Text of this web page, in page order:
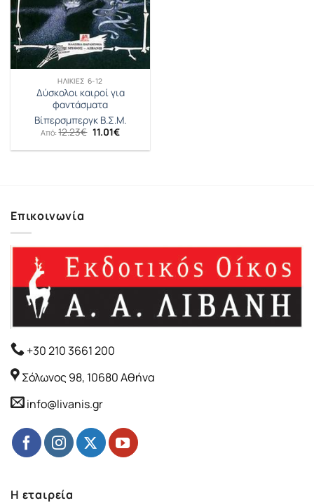
ΗΛΙΚΊΕΣ 6-12
Δύσκολοι καιροί για
φαντάσματα
Βίπερσμπεργκ Β.Σ.Μ.
Από:12.23€ Original
price
was:
11.01€Η
τιμή
Επικοινωνία
+30 210 3661 200
Σόλωνος 98, 10680 Αθήνα
info@livanis.gr
Η εταιρεία